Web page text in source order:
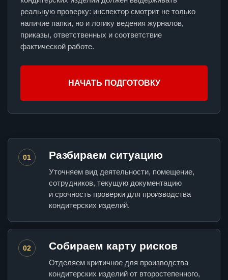
реальную проверку: инспектор смотрит не только
наличие папки, но и логику ведения журналов,
приказы, ответственных и соответствие
фактической работе.
НАЧАТЬ ПОДГОТОВКУ
01 Разбираем ситуацию
Уточняем вид деятельности, помещение,
сотрудников, текущую документацию
и срочность проверки для производства
кондитерских изделий.
02 Собираем карту рисков
Отделяем критичное для производства
кондитерских изделий от второстепенного,